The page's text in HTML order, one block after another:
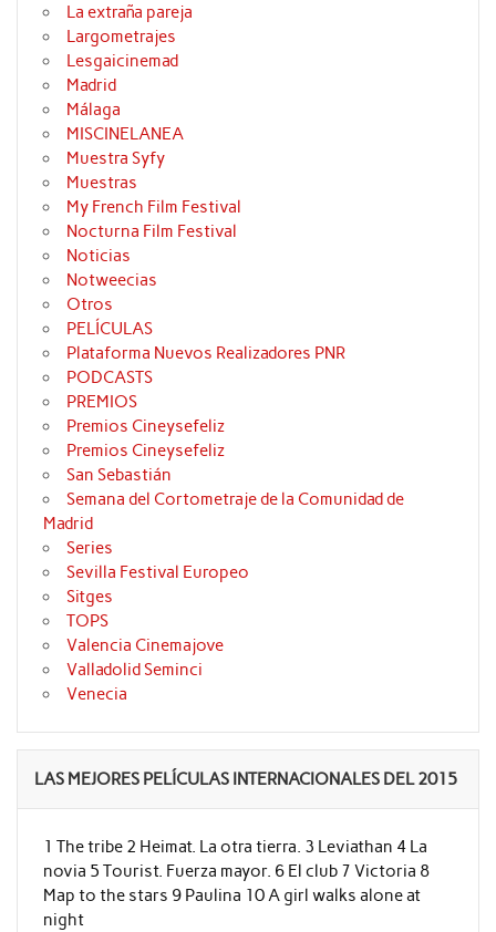
La extraña pareja
Largometrajes
Lesgaicinemad
Madrid
Málaga
MISCINELANEA
Muestra Syfy
Muestras
My French Film Festival
Nocturna Film Festival
Noticias
Notweecias
Otros
PELÍCULAS
Plataforma Nuevos Realizadores PNR
PODCASTS
PREMIOS
Premios Cineysefeliz
Premios Cineysefeliz
San Sebastián
Semana del Cortometraje de la Comunidad de
Madrid
Series
Sevilla Festival Europeo
Sitges
TOPS
Valencia Cinemajove
Valladolid Seminci
Venecia
LAS MEJORES PELÍCULAS INTERNACIONALES DEL 2015
1 The tribe 2 Heimat. La otra tierra. 3 Leviathan 4 La
novia 5 Tourist. Fuerza mayor. 6 El club 7 Victoria 8
Map to the stars 9 Paulina 10 A girl walks alone at
night